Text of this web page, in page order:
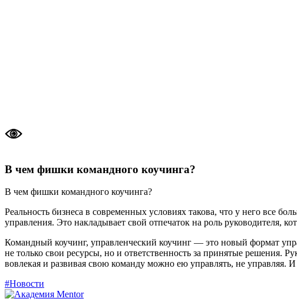
В чем фишки командного коучинга?
В чем фишки командного коучинга?
Реальность бизнеса в современных условиях такова, что у него все
управления. Это накладывает свой отпечаток на роль руководителя,
Командный коучинг, управленческий коучинг — это новый формат
не только свои ресурсы, но и ответственность за принятые решения.
вовлекая и развивая свою команду можно ею управлять, не управляя.
#Новости